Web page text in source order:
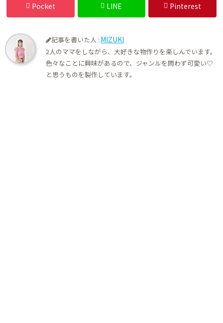
Pocket LINE Pinterest
記事を書いた人 : MIZUKI
2人のママをしながら、大好きな物作りを楽しんでいます。
色々なことに興味があるので、ジャンルを問わず可愛い♡
と思うものを製作しています。